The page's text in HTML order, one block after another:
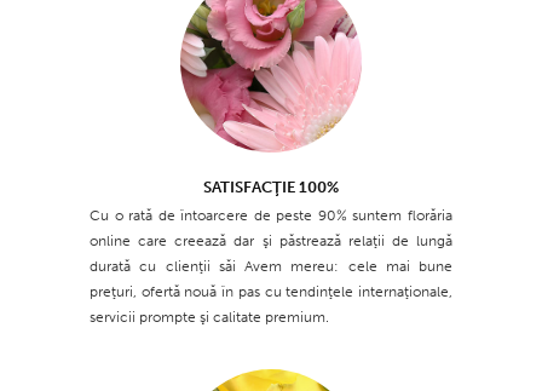
SATISFACŢIE 100%
Cu o rată de întoarcere de peste 90% suntem florăria
online care creează dar şi păstrează relaţii de lungă
durată cu clienţii săi Avem mereu: cele mai bune
preţuri, ofertă nouă în pas cu tendinţele internaţionale,
servicii prompte şi calitate premium.